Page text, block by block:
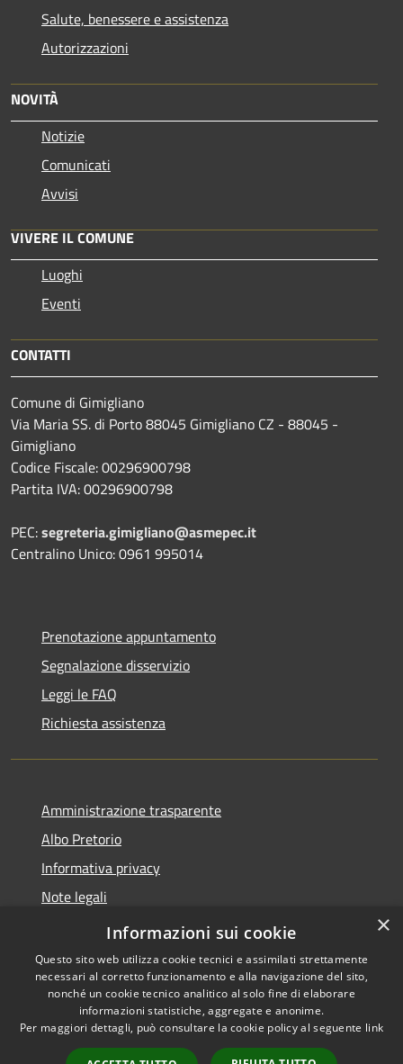
Salute, benessere e assistenza
Autorizzazioni
NOVITÀ
Notizie
Comunicati
Avvisi
VIVERE IL COMUNE
Luoghi
Eventi
CONTATTI
Comune di Gimigliano
Via Maria SS. di Porto 88045 Gimigliano CZ - 88045 -
Gimigliano
Codice Fiscale: 00296900798
Partita IVA: 00296900798
PEC:segreteria.gimigliano@asmepec.it
Centralino Unico: 0961 995014
Prenotazione appuntamento
Segnalazione disservizio
Leggi le FAQ
Richiesta assistenza
Amministrazione trasparente
Albo Pretorio
Informativa privacy
Note legali
Dichiarazione di accessibilità
Accessibilità
Copyright © 2026 • Comune di
Gimigliano • Powered by
Municipium• Accesso
×
Informazioni sui cookie
Questo sito web utilizza cookie tecnici e assimilati strettamente
necessari al corretto funzionamento e alla navigazione del sito,
nonché un cookie tecnico analitico al solo fine di elaborare
informazioni statistiche, aggregate e anonime.
Per maggiori dettagli, può consultare la cookie policy al seguente link